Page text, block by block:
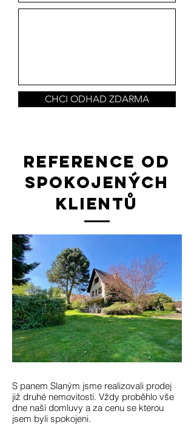
CHCI ODHAD ZDARMA
REFERENCE OD
SPOKOJENÝCH
KLIENTŮ
S panem Slaným jsme realizovali prodej
již druhé nemovitosti. Vždy proběhlo vše
dne naší domluvy a za cenu se kterou
jsem byli spokojeni.